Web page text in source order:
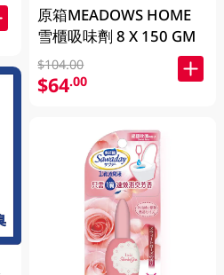
原箱MEADOWS HOME
雪櫃吸味劑 8 X 150 GM
$104.00
$64.00